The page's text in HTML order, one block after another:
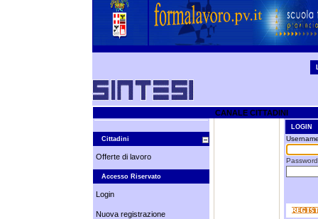
CANALE CITTADINI
Cittadini
Offerte di lavoro
Accesso Riservato
Login
Nuova registrazione
LOGIN